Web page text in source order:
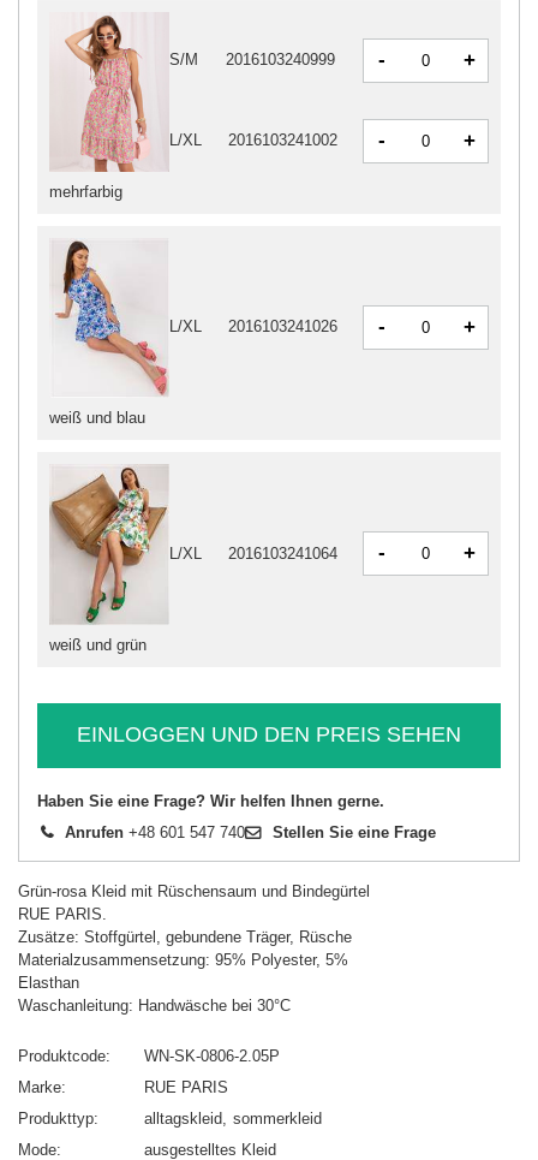
mehrfarbig
S/M 2016103240999 - +
L/XL 2016103241002 - +
weiß und blau
L/XL 2016103241026 - +
weiß und grün
L/XL 2016103241064 - +
EINLOGGEN UND DEN PREIS SEHEN
Haben Sie eine Frage? Wir helfen Ihnen gerne.
Anrufen +48 601 547 740 Stellen Sie eine Frage
Grün-rosa Kleid mit Rüschensaum und Bindegürtel
RUE PARIS.
Zusätze: Stoffgürtel, gebundene Träger, Rüsche
Materialzusammensetzung: 95% Polyester, 5%
Elasthan
Waschanleitung: Handwäsche bei 30°C
Produktcode
WN-SK-0806-2.05P
Marke
RUE PARIS
Produkttyp
alltagskleid
sommerkleid
Mode
ausgestelltes Kleid